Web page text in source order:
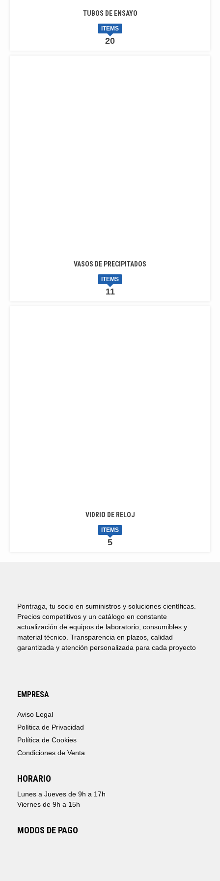
TUBOS DE ENSAYO
20
ITEMS
VASOS DE PRECIPITADOS
11
ITEMS
VIDRIO DE RELOJ
5
ITEMS
Pontraga, tu socio en suministros y soluciones científicas.
Precios competitivos y un catálogo en constante
actualización de equipos de laboratorio, consumibles y
material técnico. Transparencia en plazos, calidad
garantizada y atención personalizada para cada proyecto
EMPRESA
Aviso Legal
Política de Privacidad
Política de Cookies
Condiciones de Venta
HORARIO
Lunes a Jueves de 9h a 17h
Viernes de 9h a 15h
MODOS DE PAGO